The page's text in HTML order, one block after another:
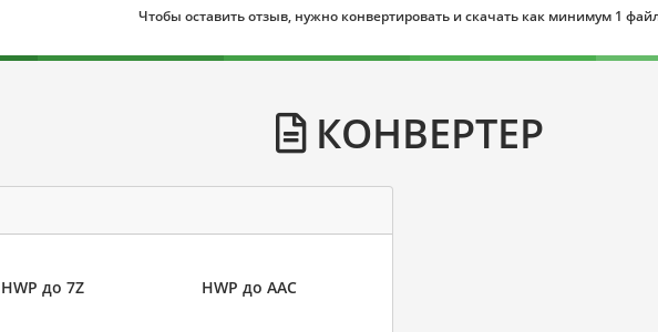
Чтобы оставить отзыв, нужно конвертировать и скачать как минимум 1
КОНВЕРТЕР
HWP до 7Z HWP до AAC